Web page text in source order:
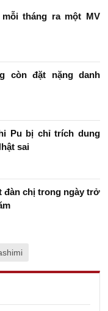
tháng ra một MV
còn đặt nặng danh
Pu bị chỉ trích dung
sai
đàn chị trong ngày trở